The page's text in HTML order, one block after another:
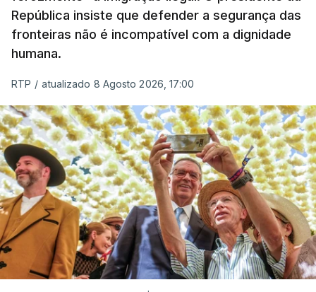
A ação de prevenção visa a deteção em alto mar
de embarcações de alta velocidade (EAV) que
utilizam a costa nacional para o tráfico de droga.
c/ Lusa
República insiste que defender a segurança das
fronteiras não é incompatível com a dignidade
humana.
RTP / atualizado 8 Agosto 2026, 17:00